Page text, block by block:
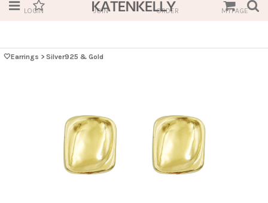
LOGIN JOIN ORDER MYPAGE
🤍Earrings > Silver925 & Gold